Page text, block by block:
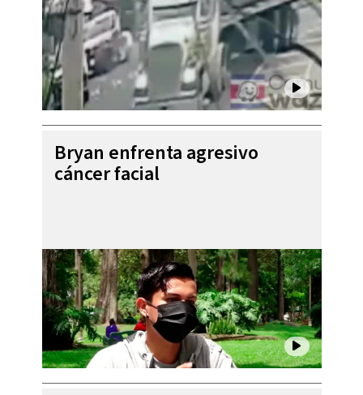
Bryan enfrenta agresivo
cáncer facial